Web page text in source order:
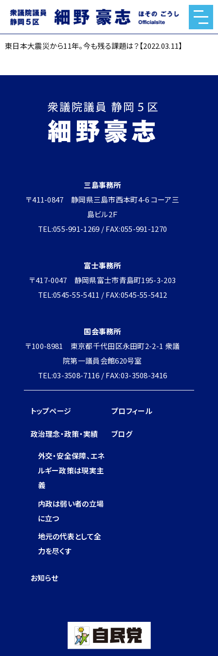
東日本大震災から11年。今も残る課題は？【2022.03.11】
2022.03.11
東日本大震災から11年。今も残る課題は？【2022.03.11】
三島事務所
〒411-0847 静岡県三島市西本町4-6 コーア三
島ビル2Ｆ
TEL:055-991-1269 / FAX:055-991-1270
富士事務所
〒417-0047 静岡県富士市青島町195-3-203
TEL:0545-55-5411 / FAX:0545-55-5412
国会事務所
〒100-8981 東京都千代田区永田町2-2-1 衆議
院第一議員会館620号室
TEL:03-3508-7116 / FAX:03-3508-3416
トップページ プロフィール
政治理念・政策・実績
外交・安全保障、エネ
ルギー政策は現実主
義
内政は弱い者の立場
に立つ
地元の代表として全
力を尽くす
ブログ
お知らせ